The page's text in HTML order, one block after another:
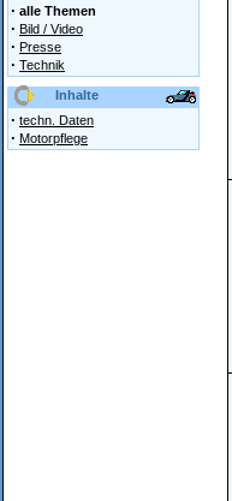
· alle Themen
· Bild / Video
· Presse
· Technik
Inhalte
· techn. Daten
· Motorpflege